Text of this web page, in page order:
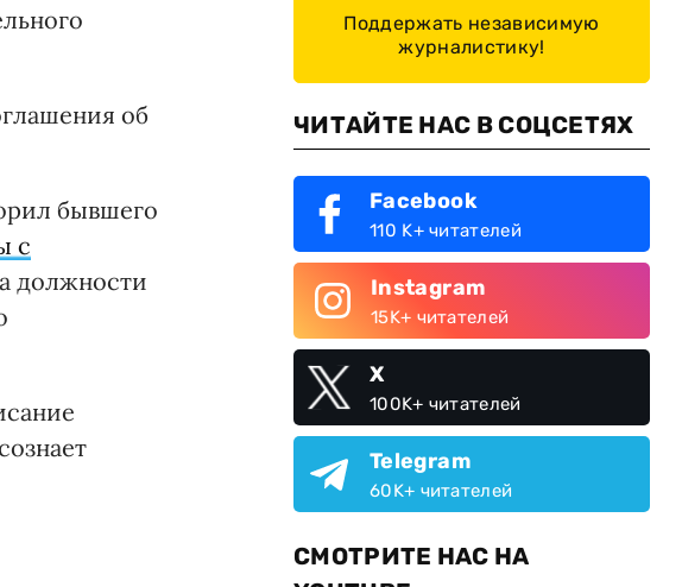
об
бывшего
с
должности
Поддержать независимую
журналистику!
ЧИТАЙТЕ НАС В СОЦСЕТЯХ
Facebook
110 K+ читателей
Instagram
15K+ читателей
X
100K+ читателей
Telegram
60K+ читателей
СМОТРИТЕ НАС НА